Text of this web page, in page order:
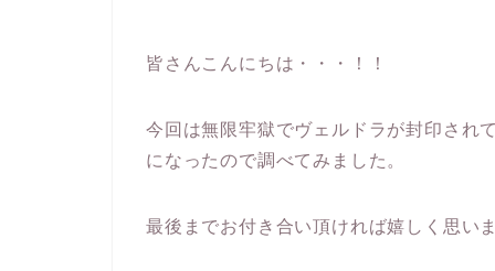
皆さんこんにちは・・・！！
今回は無限牢獄でヴェルドラが封印され
になったので調べてみました。
最後までお付き合い頂ければ嬉しく思い